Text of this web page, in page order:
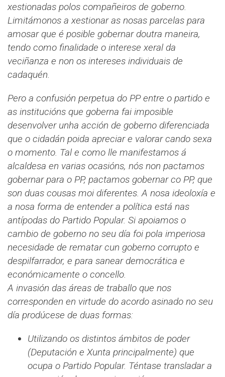
xestionadas polos compañeiros de goberno.
Limitámonos a xestionar as nosas parcelas para
amosar que é posible gobernar doutra maneira,
tendo como finalidade o interese xeral da
veciñanza e non os intereses individuais de
cadaquén.
Pero a confusión perpetua do PP entre o partido e
as institucións que goberna fai imposible
desenvolver unha acción de goberno diferenciada
que o cidadán poida apreciar e valorar cando sexa
o momento. Tal e como lle manifestamos á
alcaldesa en varias ocasións, nós non pactamos
gobernar para o PP, pactamos gobernar co PP, que
son duas cousas moi diferentes. A nosa ideoloxía e
a nosa forma de entender a política está nas
antípodas do Partido Popular. Si apoiamos o
cambio de goberno no seu día foi pola imperiosa
necesidade de rematar cun goberno corrupto e
despilfarrador, e para sanear democrática e
económicamente o concello.
A invasión das áreas de traballo que nos
corresponden en virtude do acordo asinado no seu
día prodúcese de duas formas:
Utilizando os distintos ámbitos de poder
(Deputación e Xunta principalmente) que
ocupa o Partido Popular. Téntase transladar a